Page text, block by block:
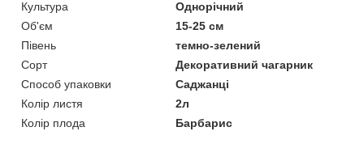
Культура
Однорічний
Об'єм
15-25 см
Півень
темно-зелений
Сорт
Декоративний чагарник
Способ упаковки
Саджанці
Колір листя
2л
Колір плода
Барбарис